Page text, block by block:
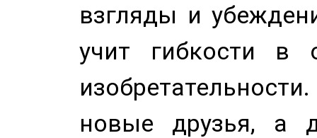
взгляды и
учит гибкости в
новые друзья, а